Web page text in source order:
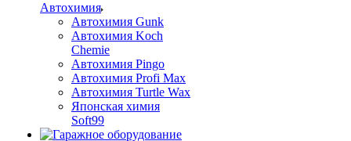
Автохимия
Автохимия Gunk
Автохимия Koch
Chemie
Автохимия Pingo
Автохимия Profi Max
Автохимия Turtle Wax
Японская химия
Soft99